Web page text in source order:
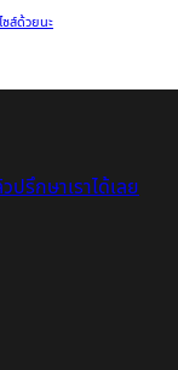
ซส์ด้วยนะ
รึกษาเราได้เลย